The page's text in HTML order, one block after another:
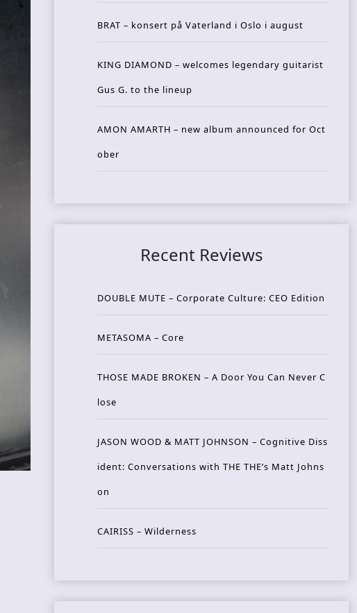
BRAT – konsert på Vaterland i Oslo i august
KING DIAMOND – welcomes legendary guitarist
Gus G. to the lineup
AMON AMARTH – new album announced for Oct
ober
Recent Reviews
DOUBLE MUTE – Corporate Culture: CEO Edition
METASOMA – Core
THOSE MADE BROKEN – A Door You Can Never C
lose
JASON WOOD & MATT JOHNSON – Cognitive Diss
ident: Conversations with THE THE’s Matt Johns
on
CAIRISS – Wilderness